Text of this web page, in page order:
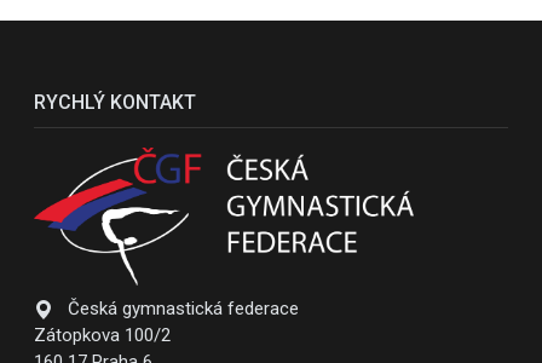
RYCHLÝ KONTAKT
Česká gymnastická federace
Zátopkova 100/2